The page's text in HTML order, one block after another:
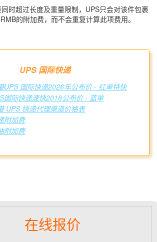
时超过长度及重量限制，UPS只会对该件包裹
的附加费，而不会重复计算此项费用。
UPS 国际快递
UPS 国际快递2026年公布价 - 红单特快
国际快递速快2018公布价 - 蓝单
UPS 快递代理渠道价格表
附加费
附加费
在线报价